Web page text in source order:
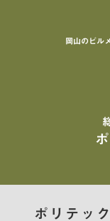
岡山のビル
ポリテッ